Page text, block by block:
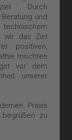
Durch
und
wir das Ziel
positiven,
möchten
vor dem
unserer
Praxis
zu